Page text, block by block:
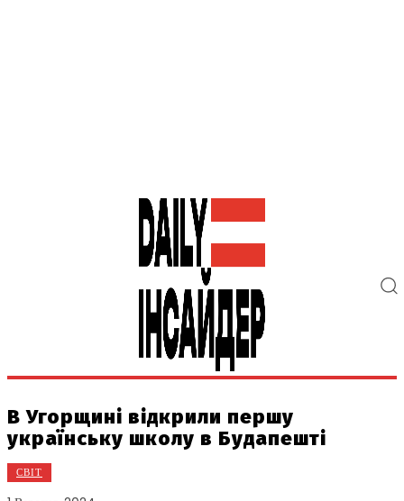
В Угорщині відкрили першу
українську школу в Будапешті
СВІТ